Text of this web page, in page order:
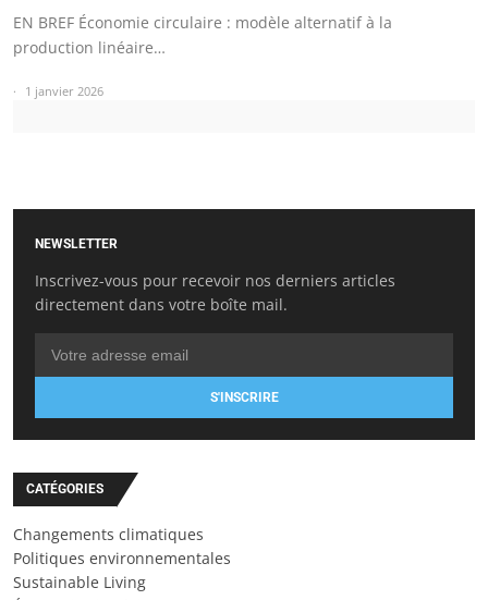
EN BREF Économie circulaire : modèle alternatif à la
production linéaire…
1 janvier 2026
NEWSLETTER
Inscrivez-vous pour recevoir nos derniers articles
directement dans votre boîte mail.
S'INSCRIRE
CATÉGORIES
Changements climatiques
Politiques environnementales
Sustainable Living